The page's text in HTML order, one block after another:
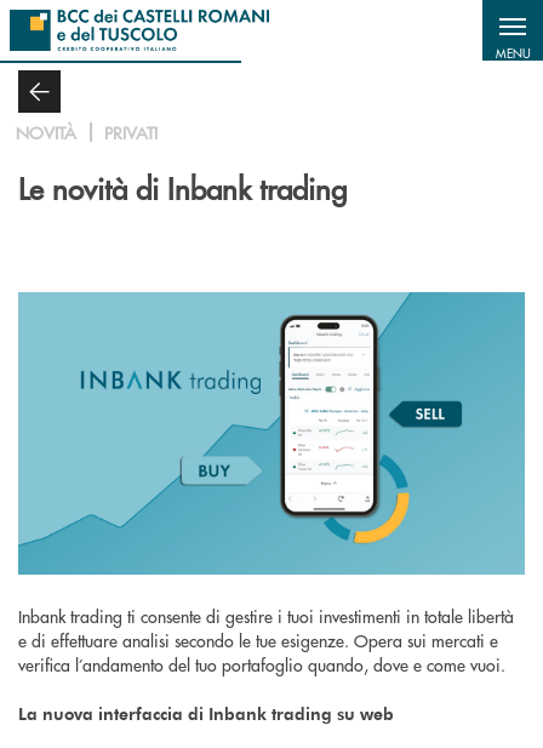
Salta al contenuto principale
MENU
NOVITÀ PRIVATI
Le novità di Inbank trading
Inbank trading ti consente di gestire i tuoi investimenti in totale libertà
e di effettuare analisi secondo le tue esigenze. Opera sui mercati e
verifica l’andamento del tuo portafoglio quando, dove e come vuoi.
La nuova interfaccia di Inbank trading su web